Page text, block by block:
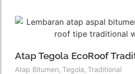
Atap Tegola EcoRoof
Atap Bitumen, Tegola, Traditional